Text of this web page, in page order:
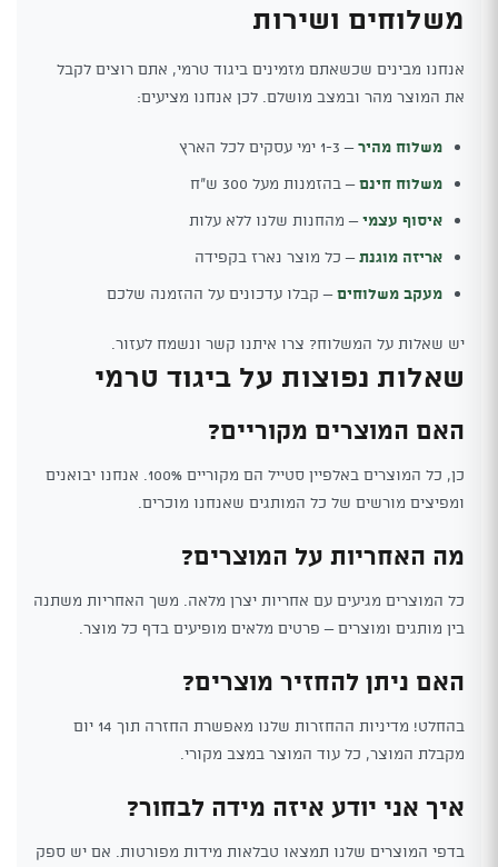
משלוחים ושירות
אנחנו מבינים שכשאתם מזמינים ביגוד טרמי, אתם רוצים לקבל
את המוצר מהר ובמצב מושלם. לכן אנחנו מציעים:
משלוח מהיר– 1-3 ימי עסקים לכל הארץ
משלוח חינם– בהזמנות מעל 300 ש"ח
איסוף עצמי– מהחנות שלנו ללא עלות
אריזה מוגנת– כל מוצר נארז בקפידה
מעקב משלוחים– קבלו עדכונים על ההזמנה שלכם
יש שאלות על המשלוח? צרו איתנו קשר ונשמח לעזור.
שאלות נפוצות על ביגוד טרמי
האם המוצרים מקוריים?
כן, כל המוצרים באלפיין סטייל הם מקוריים 100%. אנחנו יבואנים
ומפיצים מורשים של כל המותגים שאנחנו מוכרים.
מה האחריות על המוצרים?
כל המוצרים מגיעים עם אחריות יצרן מלאה. משך האחריות משתנה
בין מותגים ומוצרים – פרטים מלאים מופיעים בדף כל מוצר.
האם ניתן להחזיר מוצרים?
בהחלט! מדיניות ההחזרות שלנו מאפשרת החזרה תוך 14 יום
מקבלת המוצר, כל עוד המוצר במצב מקורי.
איך אני יודע איזה מידה לבחור?
בדפי המוצרים שלנו תמצאו טבלאות מידות מפורטות. אם יש ספק